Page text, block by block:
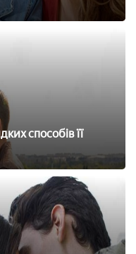
способів її